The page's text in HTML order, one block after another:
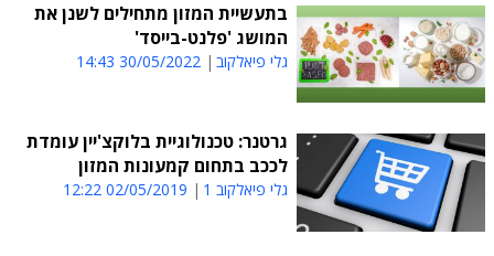
בתעשיית המזון מתחילים לשנן את
המושג 'פלנט-בייסד'
גלי פיאלקוב 30/05/2022 14:43
גרטנר: טכנולוגיית בלוקצ'יין עומדת
לככב בתחום קמעונות המזון
גלי פיאלקוב 1 02/05/2019 12:22